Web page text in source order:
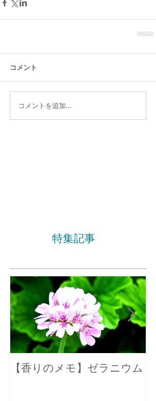
コメント
コメントを追加…
特集記事
【香りのメモ】ゼラニウム